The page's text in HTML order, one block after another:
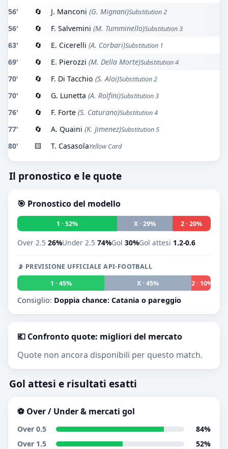
56' 🔄 J. Manconi (G. Mignani)Substitution 2
56' 🔄 F. Salvemini (M. Tumminello)Substitution 3
63' 🔄 E. Cicerelli (A. Corbari)Substitution 1
69' 🔄 E. Pierozzi (M. Della Morte)Substitution 4
70' 🔄 F. Di Tacchio (S. Aloi)Substitution 2
70' 🔄 G. Lunetta (A. Rolfini)Substitution 3
76' 🔄 F. Forte (S. Caturano)Substitution 4
77' 🔄 A. Quaini (K. Jimenez)Substitution 5
80' 🟨 T. CasasolaYellow Card
Il pronostico e le quote
🎯 Pronostico del modello
1 · 52% X · 29% 2 · 20%
Over 2.5 26%Under 2.5 74%Gol 30%Gol attesi 1.2-0.6
📡 PREVISIONE UFFICIALE API-FOOTBALL
1 · 45%
X · 45% 2 · 10%
Consiglio: Doppia chance: Catania o pareggio
💶 Confronto quote: migliori del mercato
Quote non ancora disponibili per questo match.
Gol attesi e risultati esatti
⚽ Over / Under & mercati gol
Over 0.5
84%
Over 1.5
52%